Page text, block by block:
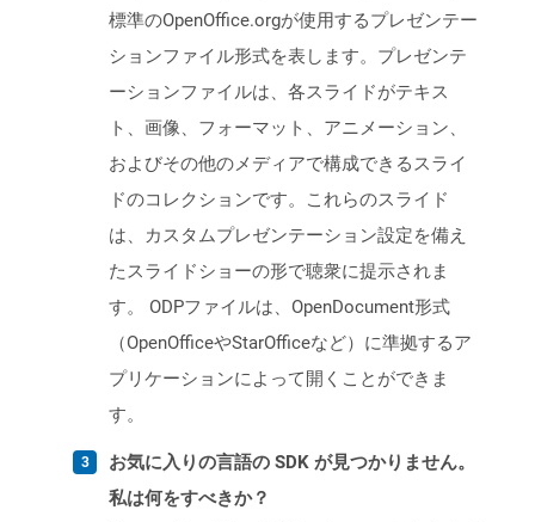
標準のOpenOffice.orgが使用するプレゼンテー
ションファイル形式を表します。プレゼンテ
ーションファイルは、各スライドがテキス
ト、画像、フォーマット、アニメーション、
およびその他のメディアで構成できるスライ
ドのコレクションです。これらのスライド
は、カスタムプレゼンテーション設定を備え
たスライドショーの形で聴衆に提示されま
す。 ODPファイルは、OpenDocument形式
（OpenOfficeやStarOfficeなど）に準拠するア
プリケーションによって開くことができま
す。
お気に入りの言語の SDK が見つかりません。
私は何をすべきか？